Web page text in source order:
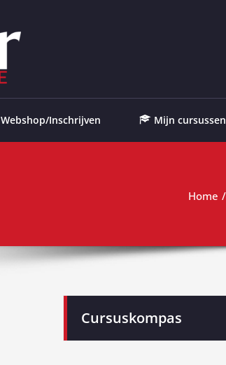
Webshop/Inschrijven Mijn cursussen
Home
Cursuskompas